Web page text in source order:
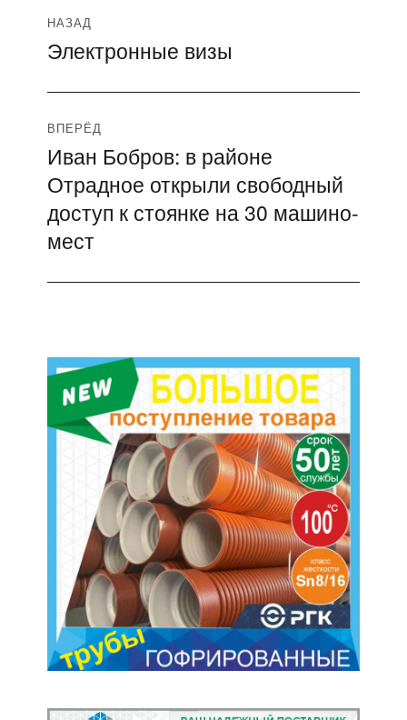
Навигация
по
записям
НАЗАД
Предыдущая
Электронные визы
ВПЕРЁД
Следующая
запись:
Иван Бобров: в районе
Отрадное открыли свободный
доступ к стоянке на 30 машино-
мест